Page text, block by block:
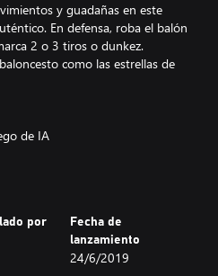
y guadañas en este
En defensa, roba el balón
2 o 3 tiros o dunkez.
como las estrellas de
de IA
2 gamepads).
de baloncesto real.
por
Fecha de
lanzamiento
24/6/2019